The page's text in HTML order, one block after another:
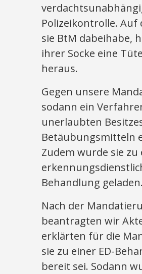
Polizeikontrolle. Auf
sie BtM dabeihabe,
ihrer Socke eine
heraus.
Gegen unsere
sodann ein
unerlaubten
Betäubungsmitteln
Zudem wurde sie zu
Behandlung geladen.
Nach der
beantragten wir
erklärten für die
sie zu einer ED-
bereit sei. Sodann